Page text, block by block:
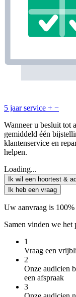
5 jaar service + −
Wanneer u besluit tot
gemiddeld één
klantenservice en
helpen.
Loading...
Ik wil een hoortest &
Ik heb een vraag
Uw aanvraag is
Samen vinden we het
1
Vraag een
2
Onze audicien
een afspraak
3